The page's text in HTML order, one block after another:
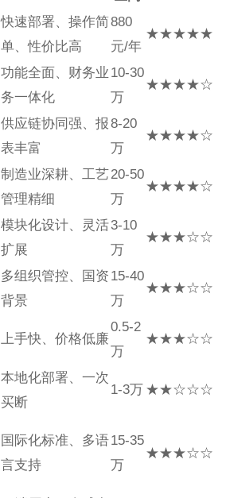
快速部署、操作简
单、性价比高
880
元/年
★★★★★
功能全面、财务业
务一体化
10-30
万
★★★★☆
供应链协同强、报
表丰富
8-20
万
★★★★☆
制造业深耕、工艺
管理精细
20-50
万
★★★★☆
模块化设计、灵活
扩展
3-10
万
★★★☆☆
多组织管控、国资
背景
15-40
万
★★★☆☆
上手快、价格低廉
0.5-2
万
★★★☆☆
本地化部署、一次
买断
1-3万 ★★☆☆☆
国际化标准、多语
言支持
15-35
万
★★★☆☆